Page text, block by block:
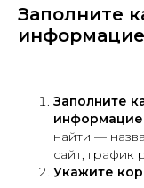
Заполните
Заполните
найти —
сайт, график
Укажите